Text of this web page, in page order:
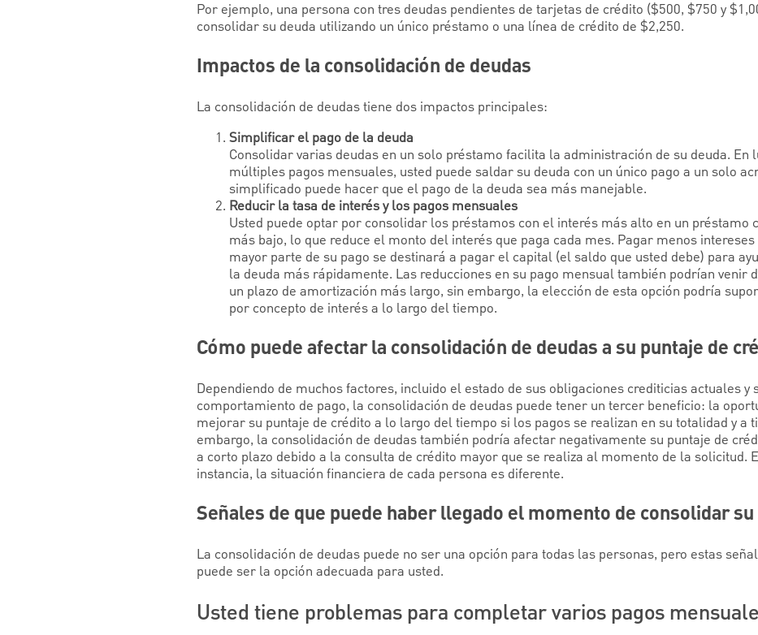
Por ejemplo, una persona con tres deudas pendientes de tarjetas de crédito ($500, $750 y
consolidar su deuda utilizando un único préstamo o una línea de crédito de $2,250.
Impactos de la consolidación de deudas
La consolidación de deudas tiene dos impactos principales:
Simplificar el pago de la deuda
Consolidar varias deudas en un solo préstamo facilita la administración de su deuda. En
múltiples pagos mensuales, usted puede saldar su deuda con un único pago a un solo
simplificado puede hacer que el pago de la deuda sea más manejable.
Reducir la tasa de interés y los pagos mensuales
Usted puede optar por consolidar los préstamos con el interés más alto en un préstamo
más bajo, lo que reduce el monto del interés que paga cada mes. Pagar menos
mayor parte de su pago se destinará a pagar el capital (el saldo que usted debe) para
la deuda más rápidamente. Las reducciones en su pago mensual también podrían venir
un plazo de amortización más largo, sin embargo, la elección de esta opción podría
por concepto de interés a lo largo del tiempo.
Cómo puede afectar la consolidación de deudas a su puntaje de
Dependiendo de muchos factores, incluido el estado de sus obligaciones crediticias actuales y
comportamiento de pago, la consolidación de deudas puede tener un tercer beneficio: la
mejorar su puntaje de crédito a lo largo del tiempo si los pagos se realizan en su totalidad y a
embargo, la consolidación de deudas también podría afectar negativamente su puntaje de
a corto plazo debido a la consulta de crédito mayor que se realiza al momento de la solicitud.
instancia, la situación financiera de cada persona es diferente.
Señales de que puede haber llegado el momento de consolidar su
La consolidación de deudas puede no ser una opción para todas las personas, pero estas
puede ser la opción adecuada para usted.
Usted tiene problemas para completar varios pagos